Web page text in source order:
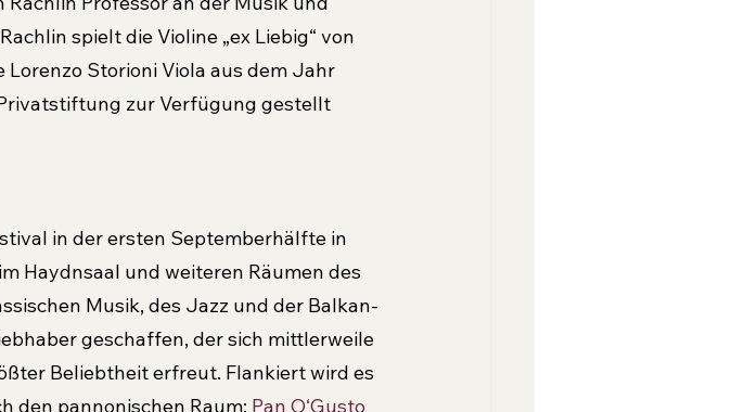
spielt die Violine „ex Liebig“ von
Storioni Viola aus dem Jahr
zur Verfügung gestellt
in der ersten Septemberhälfte in
Haydnsaal und weiteren Räumen des
Musik, des Jazz und der Balkan-
geschaffen, der sich mittlerweile
Beliebtheit erfreut. Flankiert wird es
den pannonischen Raum: Pan O‘Gusto